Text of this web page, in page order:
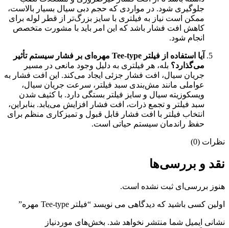
جلوگیری شود. در مواردی که حجم دبی سیال بسیار بالاست،
ممکن است نیاز به فیلتری با سایز بزرگ‌تر از قطر لوله برای
کاهش افت فشار باشد که این امر باید با مشورت متخصص
انجام شود.
آیا استفاده از فیلتر Tee-type مهره‌ای بر فشار سیستم تأثیر
می‌گذارد؟ بله، هر فیلتری به دلیل وجود مانعی در مسیر
جریان سیال، افت فشار جزئی ایجاد می‌کند. این افت فشار به
عواملی مانند مش‌بندی سبد فیلتر، سرعت جریان سیال،
ویسکوزیته سیال و سایز فیلتر بستگی دارد. با کثیف شدن
سبد فیلتر و تجمع ذرات، افت فشار افزایش می‌یابد. بنابراین،
انتخاب فیلتر با افت فشار قابل قبول و تمیزکاری منظم برای
حفظ راندمان سیستم حیاتی است.
نظرات (0)
نقد و بررسی‌ها
هنوز بررسی‌ای ثبت نشده است.
اولین کسی باشید که دیدگاهی می نویسد “فیلتر Tee-type مهره”
نشانی ایمیل شما منتشر نخواهد شد. بخش‌های موردنیاز